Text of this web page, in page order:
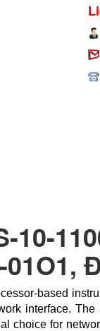
10-
based
interface.
choice for